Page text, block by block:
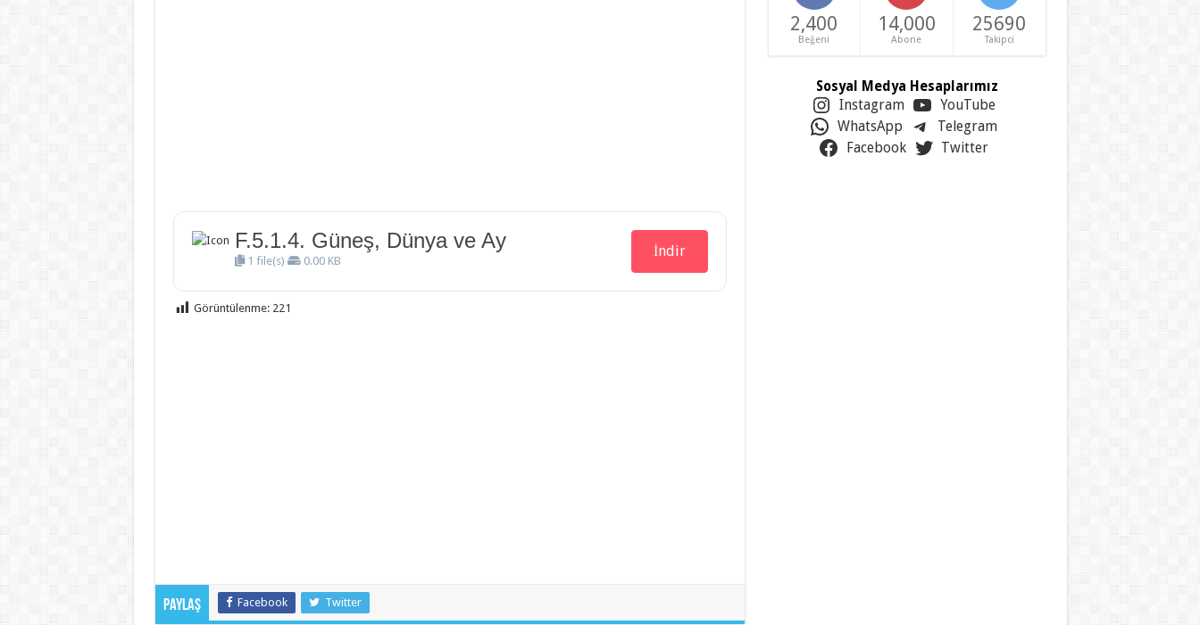
F.5.1.4. Güneş, Dünya ve Ay
1 file(s) 0.00 KB
İndir
Görüntülenme: 221
Paylaş Facebook Twitter
2,400
Beğeni
14,000
Abone
25690
Takipci
Sosyal Medya Hesaplarımız
Instagram
YouTube
WhatsApp
Telegram
Facebook
Twitter